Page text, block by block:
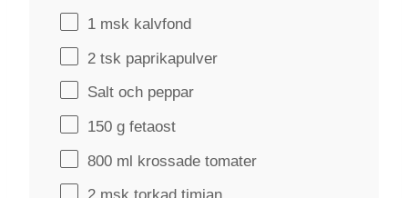
1 msk kalvfond
2 tsk paprikapulver
Salt och peppar
150 g fetaost
800 ml krossade tomater